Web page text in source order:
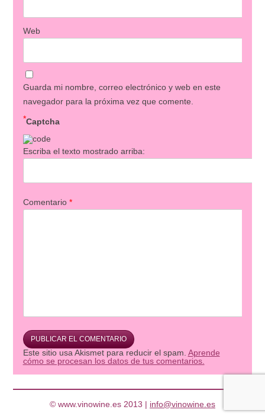
Web
Guarda mi nombre, correo electrónico y web en este
navegador para la próxima vez que comente.
Captcha
*
Escriba el texto mostrado arriba:
Comentario *
Este sitio usa Akismet para reducir el spam. Aprende
cómo se procesan los datos de tus comentarios.
© www.vinowine.es 2013 | info@vinowine.es